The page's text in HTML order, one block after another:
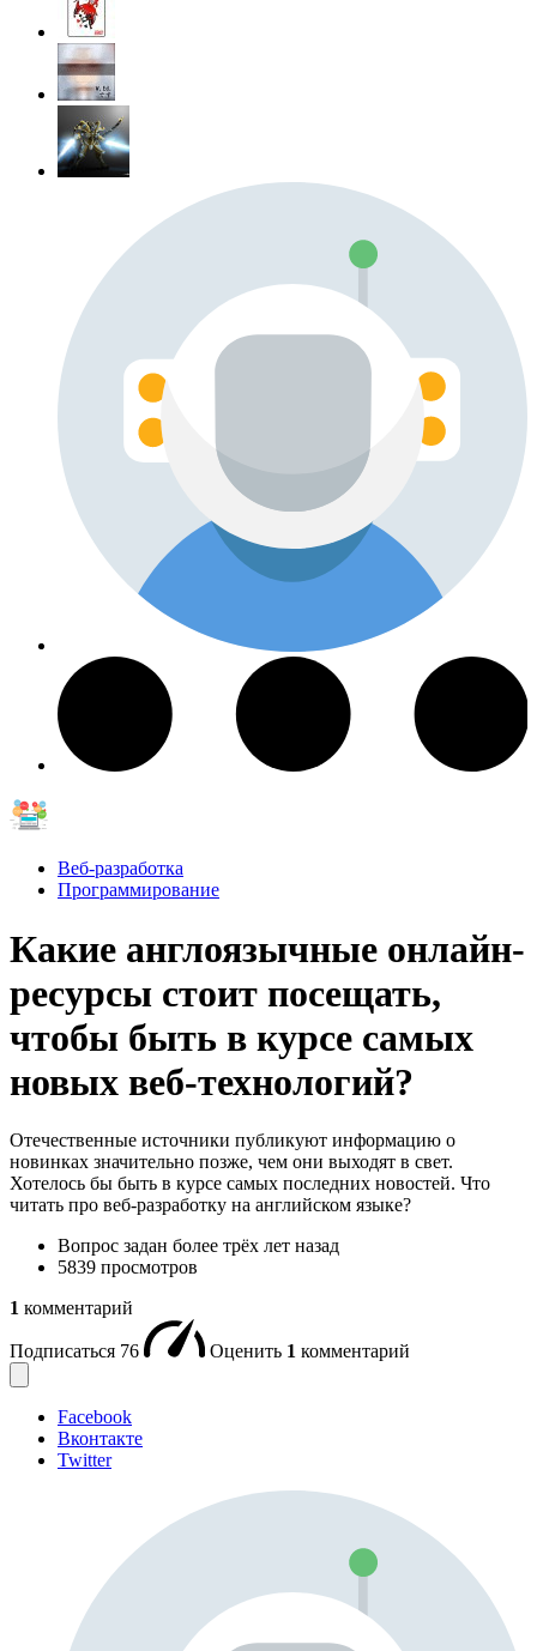
Веб-разработка
Программирование
Какие англоязычные онлайн-
ресурсы стоит посещать,
чтобы быть в курсе самых
новых веб-технологий?
Отечественные источники публикуют информацию о
новинках значительно позже, чем они выходят в свет.
Хотелось бы быть в курсе самых последних новостей. Что
читать про веб-разработку на английском языке?
Вопрос задан более трёх лет назад
5839 просмотров
1 комментарий
Подписаться 76 Оценить 1 комментарий
Facebook
Вконтакте
Twitter